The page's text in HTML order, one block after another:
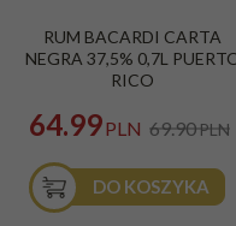
RUM BACARDI CARTA
NEGRA 37,5% 0,7L
RICO
69.90PLN
64.99PLN
DO KOSZYKA